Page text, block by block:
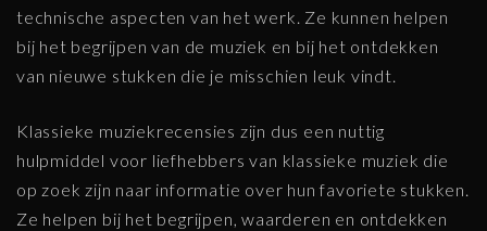
technische aspecten van het werk. Ze kunnen helpen
bij het begrijpen van de muziek en bij het ontdekken
van nieuwe stukken die je misschien leuk vindt.
Klassieke muziekrecensies zijn dus een nuttig
hulpmiddel voor liefhebbers van klassieke muziek die
op zoek zijn naar informatie over hun favoriete stukken.
Ze helpen bij het begrijpen, waarderen en ontdekken